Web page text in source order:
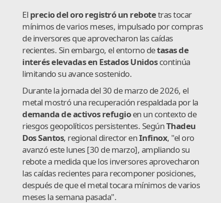
El precio del oro registró un rebotetras tocar
mínimos de varios meses, impulsado por compras
de inversores que aprovecharon las caídas
recientes. Sin embargo, el entorno detasas de
interés elevadas en Estados Unidoscontinúa
limitando su avance sostenido.
Durante la jornada del 30 de marzo de 2026, el
metal mostró una recuperación respaldada por la
demanda de activos refugioen un contexto de
riesgos geopolíticos persistentes. SegúnThadeu
Dos Santos, regional director enInfinox, "el oro
avanzó este lunes [30 de marzo], ampliando su
rebote a medida que los inversores aprovecharon
las caídas recientes para recomponer posiciones,
después de que el metal tocara mínimos de varios
meses la semana pasada".